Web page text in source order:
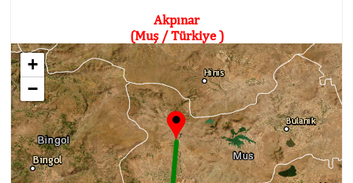
Akpınar
(Muş / Türkiye )
+
−